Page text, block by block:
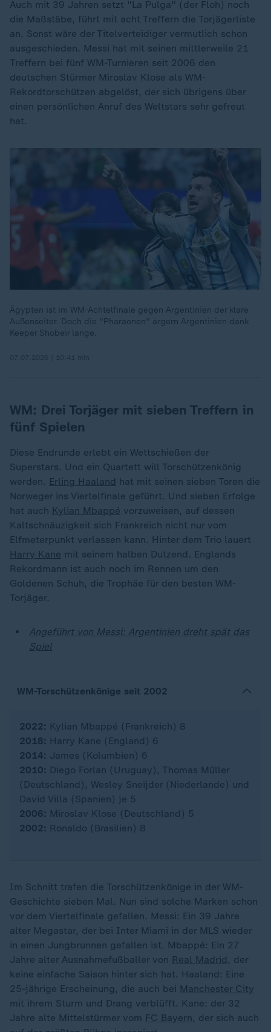
Auch mit 39 Jahren setzt "La Pulga" (der Floh) noch
die Maßstäbe, führt mit acht Treffern die Torjägerliste
an. Sonst wäre der Titelverteidiger vermutlich schon
ausgeschieden. Messi hat mit seinen mittlerweile 21
Treffern bei fünf WM-Turnieren seit 2006 den
deutschen Stürmer Miroslav Klose als WM-
Rekordtorschützen abgelöst, der sich übrigens über
einen persönlichen Anruf des Weltstars sehr gefreut
hat.
Ägypten ist im WM-Achtelfinale gegen Argentinien der klare
Außenseiter. Doch die "Pharaonen" ärgern Argentinien dank
Keeper Shobeir lange.
WM: Drei Torjäger mit sieben Treffern in
fünf Spielen
Diese Endrunde erlebt ein Wettschießen der
Superstars. Und ein Quartett will Torschützenkönig
werden. Erling Haaland hat mit seinen sieben Toren die
Norweger ins Viertelfinale geführt. Und sieben Erfolge
hat auch Kylian Mbappé vorzuweisen, auf dessen
Kaltschnäuzigkeit sich Frankreich nicht nur vom
Elfmeterpunkt verlassen kann. Hinter dem Trio lauert
Harry Kane mit seinem halben Dutzend. Englands
Rekordmann ist auch noch im Rennen um den
Goldenen Schuh, die Trophäe für den besten WM-
Torjäger.
Angeführt von Messi: Argentinien dreht spät das
Spiel
WM-Torschützenkönige seit 2002
2022: Kylian Mbappé (Frankreich) 8
2018: Harry Kane (England) 6
2014: James (Kolumbien) 6
2010: Diego Forlan (Uruguay), Thomas Müller
(Deutschland), Wesley Sneijder (Niederlande) und
David Villa (Spanien) je 5
2006: Miroslav Klose (Deutschland) 5
2002: Ronaldo (Brasilien) 8
Im Schnitt trafen die Torschützenkönige in der WM-
Geschichte sieben Mal. Nun sind solche Marken schon
vor dem Viertelfinale gefallen. Messi: Ein 39 Jahre
alter Megastar, der bei Inter Miami in der MLS wieder
in einen Jungbrunnen gefallen ist. Mbappé: Ein 27
Jahre alter Ausnahmefußballer von Real Madrid , der
keine einfache Saison hinter sich hat. Haaland: Eine
25-jährige Erscheinung, die auch bei Manchester City
mit ihrem Sturm und Drang verblüfft. Kane: der 32
Jahre alte Mittelstürmer vom FC Bayern, der sich auch